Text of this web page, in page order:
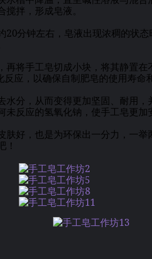
拌，形成皂液。
20分钟左右，皂液出现浓稠的状
再将手工皂切成小块，将其静置
应，以确保自制肥皂的使用寿命
分，从而变得更加坚固、耐用
反应的氢氧化钠，使手工皂更加
好，也是为环保出一分力，一
！